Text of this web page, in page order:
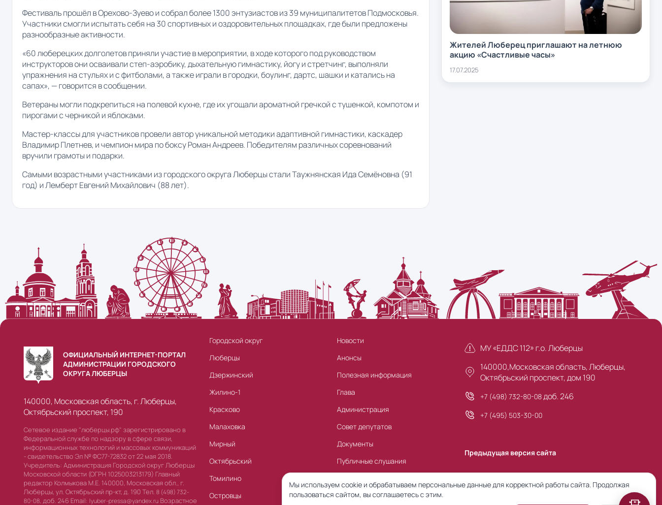
Фестиваль прошёл в Орехово-Зуево и собрал более 1300 энтузиастов из 39 муниципалитетов Подмосковья.
Участники смогли испытать себя на 30 спортивных и оздоровительных площадках, где были предложены
разнообразные активности.
«60 люберецких долголетов приняли участие в мероприятии, в ходе которого под руководством
инструкторов они осваивали степ-аэробику, дыхательную гимнастику, йогу и стретчинг, выполняли
упражнения на стульях и с фитболами, а также играли в городки, боулинг, дартс, шашки и катались на
сапах», — говорится в сообщении.
Ветераны могли подкрепиться на полевой кухне, где их угощали ароматной гречкой с тушенкой, компотом и
пирогами с черникой и яблоками.
Мастер-классы для участников провели автор уникальной методики адаптивной гимнастики, каскадер
Владимир Плетнев, и чемпион мира по боксу Роман Андреев. Победителям различных соревнований
вручили грамоты и подарки.
Самыми возрастными участниками из городского округа Люберцы стали Таужнянская Ида Семёновна (91
год) и Лемберт Евгений Михайлович (88 лет).
Жителей Люберец приглашают на летнюю
акцию «Счастливые часы»
17.07.2025
ОФИЦИАЛЬНЫЙ ИНТЕРНЕТ-ПОРТАЛ
АДМИНИСТРАЦИИ ГОРОДСКОГО
ОКРУГА ЛЮБЕРЦЫ
140000, Московская область, г. Люберцы,
Октябрьский проспект, 190
Сетевое издание "люберцы.рф" зарегистрировано в
Федеральной службе по надзору в сфере связи,
информационных технологий и массовых коммуникаций
- свидетельство Эл № ФС77-72832 от 22 мая 2018.
Учредитель: Администрация Городской округ Люберцы
Московской области (ОГРН 1025003213179) Главный
редактор Колмыкова М.Е. 140000, Московская обл., г.
Люберцы, ул. Октябрьский пр-кт, д. 190 Тел. 8 (498) 732-
80-08, доб. 246 Email: lyuber-pressa@yandex.ru Возрастное
Городской округ
Люберцы
Дзержинский
Жилино-1
Красково
Малаховка
Мирный
Октябрьский
Томилино
Островцы
Новости
Анонсы
Полезная информация
Глава
Администрация
Совет депутатов
Документы
Публичные слушания
МУ «ЕДДС 112» г.о. Люберцы
140000,Московская область, Люберцы,
Октябрьский проспект, дом 190
+7 (498) 732-80-08 доб. 246
+7 (495) 503-30-00
Предыдущая версия сайта
Мы используем cookie и обрабатываем персональные данные для корректной работы сайта. Продолжая
пользоваться сайтом, вы соглашаетесь с этим.